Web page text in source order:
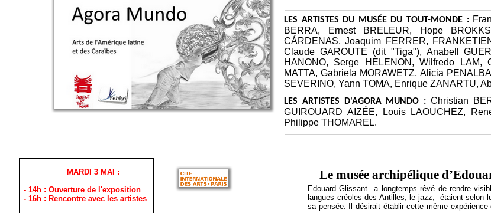
Edouard Glissant a longtemps rêvé de rendre
langues créoles des Antilles, le jazz, étaient selon
sa pensée. Il désirait établir cette même
Le musée archipélique
MARDI 3 MAI :
- 14h : Ouverture de l'exposition
- 16h : Rencontre avec les artistes
LES ARTISTES DU MUSÉE DU TOUT-MONDE :
BERRA, Ernest BRELEUR, Hope
CÁRDENAS, Joaquim FERRER,
Claude GAROUTE (dit "Tiga"), Anabell
HANONO, Serge HELENON, Wilfredo LAM,
MATTA, Gabriela MORAWETZ, Alicia
SEVERINO, Yann TOMA, Enrique ZANARTU,
LES ARTISTES D'AGORA MUNDO : Christian
GUIROUARD AIZÉE, Louis LAOUCHEZ,
Philippe THOMAREL.